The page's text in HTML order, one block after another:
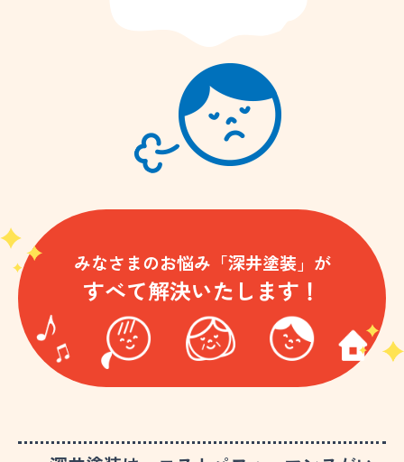
みなさまのお悩み「深井塗装」が
すべて解決いたします！